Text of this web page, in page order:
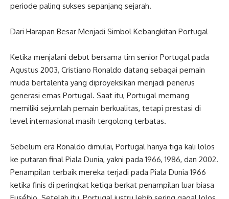
periode paling sukses sepanjang sejarah.
Dari Harapan Besar Menjadi Simbol Kebangkitan Portugal
Ketika menjalani debut bersama tim senior Portugal pada
Agustus 2003, Cristiano Ronaldo datang sebagai pemain
muda bertalenta yang diproyeksikan menjadi penerus
generasi emas Portugal. Saat itu, Portugal memang
memiliki sejumlah pemain berkualitas, tetapi prestasi di
level internasional masih tergolong terbatas.
Sebelum era Ronaldo dimulai, Portugal hanya tiga kali lolos
ke putaran final Piala Dunia, yakni pada 1966, 1986, dan 2002.
Penampilan terbaik mereka terjadi pada Piala Dunia 1966
ketika finis di peringkat ketiga berkat penampilan luar biasa